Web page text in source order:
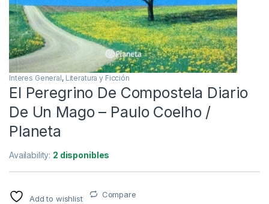
Interes General, Literatura y Ficción
El Peregrino De Compostela Diario
De Un Mago – Paulo Coelho /
Planeta
Availability: 2 disponibles
Add to wishlist Compare